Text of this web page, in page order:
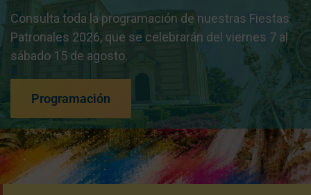
Consulta toda la programación de nuestras Fiestas
Patronales 2026, que se celebrarán del viernes 7 al
sábado 15 de agosto.
Programación